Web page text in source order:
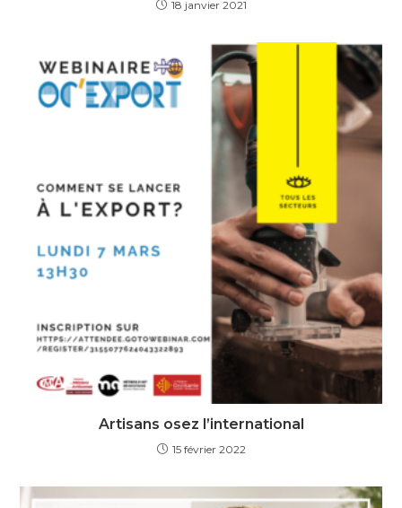
18 janvier 2021
Artisans osez l’international
15 février 2022